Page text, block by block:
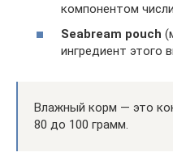
компонентом
Seabream pouch
ингредиент этого
Влажный корм — это
80 до 100 грамм.